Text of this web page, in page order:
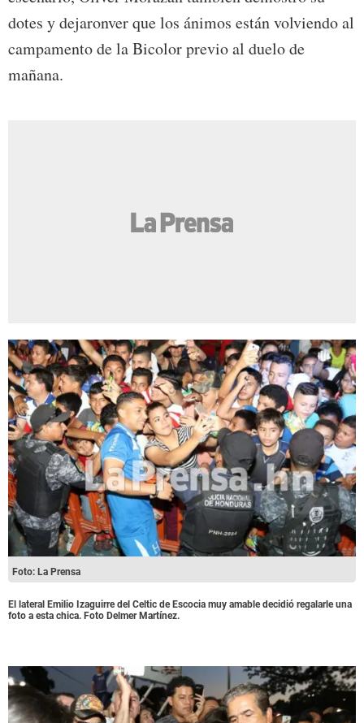
dotes y dejaronver que los ánimos están volviendo al
campamento de la Bicolor previo al duelo de
mañana.
Foto: La Prensa
El lateral Emilio Izaguirre del Celtic de Escocia muy amable decidió regalarle una
foto a esta chica. Foto Delmer Martínez.